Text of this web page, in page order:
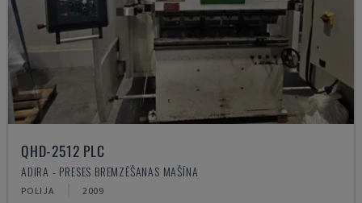
QHD-2512 PLC
ADIRA - PRESES BREMZĒŠANAS MAŠĪNA
POLIJA 2009